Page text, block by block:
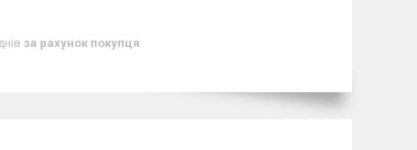
за рахунок покупця